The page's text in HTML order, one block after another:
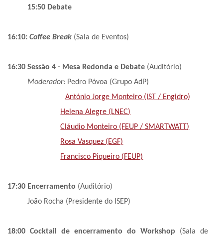
15:50 Debate
16:10: Coffee Break (Sala de Eventos)
16:30 Sessão 4 - Mesa Redonda e Debate (Auditório)
Moderador: Pedro Póvoa (Grupo AdP)
António Jorge Monteiro (IST / Engidro)
Helena Alegre (LNEC)
Cláudio Monteiro (FEUP / SMARTWATT)
Rosa Vasquez (EGF)
Francisco Piqueiro (FEUP)
17:30 Encerramento (Auditório)
João Rocha (Presidente do ISEP)
18:00 Cocktail de encerramento do Workshop (Sala de